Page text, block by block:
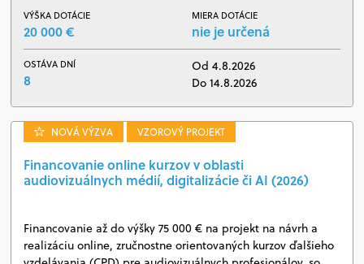
VÝŠKA DOTÁCIE
20 000 €
MIERA DOTÁCIE
nie je určená
OSTÁVA DNÍ
8
Od 4.8.2026
Do 14.8.2026
NOVÁ VÝZVA VZOROVÝ PROJEKT
Financovanie online kurzov v oblasti
audiovizuálnych médií, digitalizácie či AI (2026)
Financovanie až do výšky 75 000 € na projekt na návrh a
realizáciu online, zručnostne orientovaných kurzov ďalšieho